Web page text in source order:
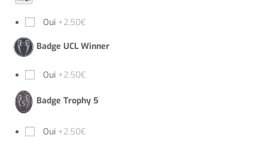
Oui +2.50€
Badge UCL Winner
Oui +2.50€
Badge Trophy 5
Oui +2.50€